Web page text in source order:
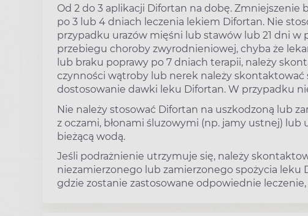
Od 2 do 3 aplikacji Difortan na dobę.
po 3 lub 4 dniach leczenia lekiem Difortan. Nie
przypadku urazów mięśni lub stawów lub 21 dni
przebiegu choroby zwyrodnieniowej, chyba że
lub braku poprawy po 7 dniach terapii, należy
czynności wątroby lub nerek należy
dostosowanie dawki leku Difortan. W przypadku
Nie należy stosować Difortan na uszkodzoną lub
z oczami, błonami śluzowymi (np. jamy ustnej) lub
bieżącą wodą.
Jeśli podrażnienie utrzymuje się, należy
niezamierzonego lub zamierzonego spożycia leku
gdzie zostanie zastosowane odpowiednie